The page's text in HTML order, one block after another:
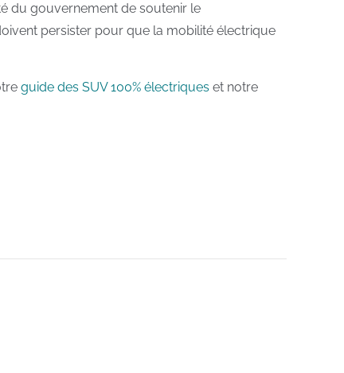
du gouvernement de soutenir le
persister pour que la mobilité électrique
guide des SUV 100% électriques et notre